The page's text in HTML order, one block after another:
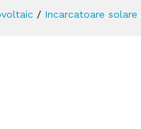
/ Incarcatoare solare